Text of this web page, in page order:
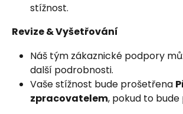
stížnost.
Revize & Vyšetřování
Náš tým zákaznické podpory
další podrobnosti.
Vaše stížnost bude prošetřena
zpracovatelem, pokud to